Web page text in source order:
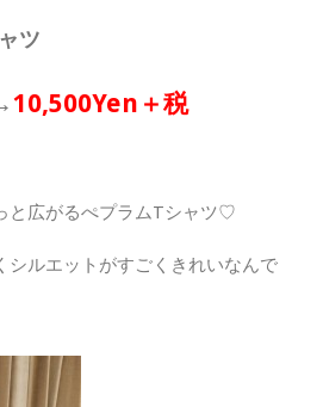
ツ
10,500Yen＋税
と広がるぺプラムTシャツ♡
シルエットがすごくきれいなんで